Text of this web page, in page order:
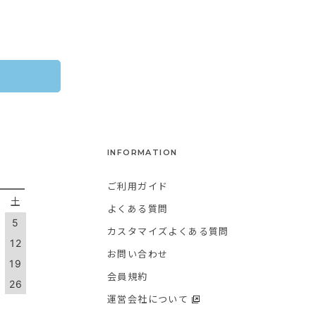
土
5
12
19
26
INFORMATION
ご利用ガイド
よくある質問
カスタマイズよくある質問
お問い合わせ
会員規約
運営会社について